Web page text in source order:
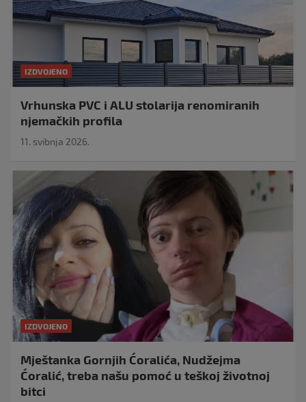
IZDVOJENO
Vrhunska PVC i ALU stolarija renomiranih
njemačkih profila
11. svibnja 2026.
IZDVOJENO
Mještanka Gornjih Ćoralića, Nudžejma
Ćoralić, treba našu pomoć u teškoj životnoj
bitci